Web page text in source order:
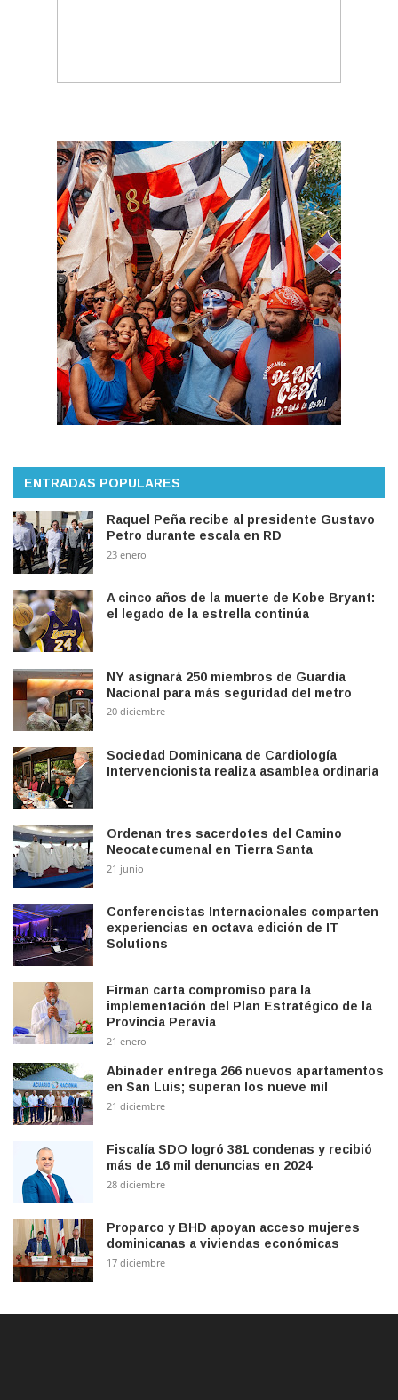
ENTRADAS POPULARES
Raquel Peña recibe al presidente Gustavo
Petro durante escala en RD
23 enero
A cinco años de la muerte de Kobe Bryant:
el legado de la estrella continúa
NY asignará 250 miembros de Guardia
Nacional para más seguridad del metro
20 diciembre
Sociedad Dominicana de Cardiología
Intervencionista realiza asamblea ordinaria
Ordenan tres sacerdotes del Camino
Neocatecumenal en Tierra Santa
21 junio
Conferencistas Internacionales comparten
experiencias en octava edición de IT
Solutions
Firman carta compromiso para la
implementación del Plan Estratégico de la
Provincia Peravia
21 enero
Abinader entrega 266 nuevos apartamentos
en San Luis; superan los nueve mil
21 diciembre
Fiscalía SDO logró 381 condenas y recibió
más de 16 mil denuncias en 2024
28 diciembre
Proparco y BHD apoyan acceso mujeres
dominicanas a viviendas económicas
17 diciembre